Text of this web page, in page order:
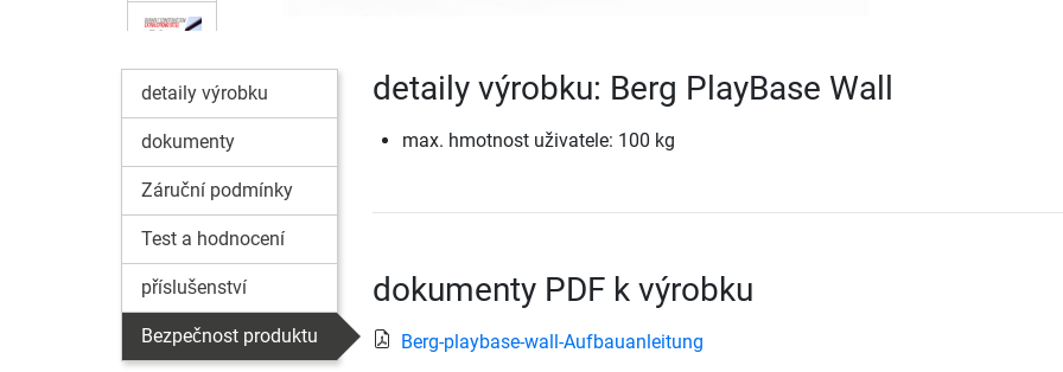
detaily výrobku
dokumenty
Záruční podmínky
Test a hodnocení
příslušenství
Bezpečnost produktu
detaily výrobku: Berg PlayBase Wall
max. hmotnost uživatele: 100 kg
dokumenty PDF k výrobku
Berg-playbase-wall-Aufbauanleitung